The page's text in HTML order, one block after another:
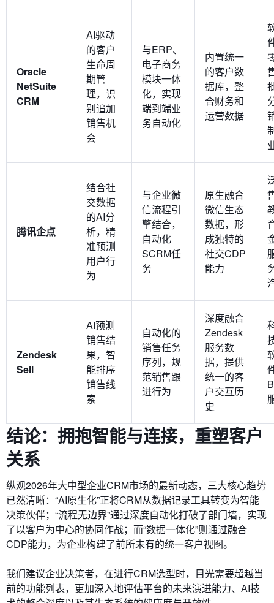
Oracle
NetSuite
CRM
AI驱动
的客户
生命周
期管
理，识
别追加
销售机
会
与ERP、
电子商务
模块一体
化，实现
端到端业
务自动化
内置统一
的客户数
据库，整
合财务和
运营数据
腾讯企点
结合社
交数据
的AI分
析，精
准预测
用户行
为
与企业微
信流程引
擎结合，
自动化
SCRM任
务
原生融合
微信生态
数据，形
成独特的
社交CDP
能力
Zendesk
Sell
AI预测
销售结
果，智
能排序
销售线
索
自动化的
销售任务
序列，规
范销售跟
进行为
深度融合
Zendesk
服务数
据，提供
统一的客
户交互历
史
结论：拥抱智能与连接，重塑客户
关系
纵观2026年大中型企业CRM市场的最新动态，三大核心趋势
已然清晰：“AI原生化”正将CRM从数据记录工具转变为智能
决策伙伴；“流程无边界”通过深度自动化打破了部门墙，实现
了以客户为中心的协同作战；而“数据一体化”则通过融合
CDP能力，为企业构建了前所未有的统一客户视图。
我们建议企业决策者，在进行CRM选型时，目光需要超越当
前的功能列表，更加深入地评估平台的未来演进能力、AI技